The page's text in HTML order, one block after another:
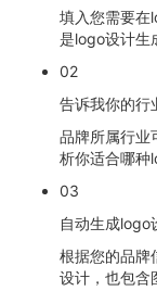
填入您需要在
是logo设计生
02
告诉我你的行
品牌所属行业
析你适合哪种
03
自动生成logo
根据您的品牌
设计，也包含